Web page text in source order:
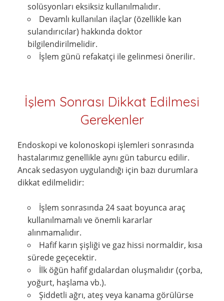
solüsyonları eksiksiz kullanılmalıdır.
Devamlı kullanılan ilaçlar (özellikle kan
sulandırıcılar) hakkında doktor
bilgilendirilmelidir.
İşlem günü refakatçi ile gelinmesi önerilir.
İşlem Sonrası Dikkat Edilmesi
Gerekenler
Endoskopi ve kolonoskopi işlemleri sonrasında
hastalarımız genellikle aynı gün taburcu edilir.
Ancak sedasyon uygulandığı için bazı durumlara
dikkat edilmelidir:
İşlem sonrasında 24 saat boyunca araç
kullanılmamalı ve önemli kararlar
alınmamalıdır.
Hafif karın şişliği ve gaz hissi normaldir, kısa
sürede geçecektir.
İlk öğün hafif gıdalardan oluşmalıdır (çorba,
yoğurt, haşlama vb.).
Şiddetli ağrı, ateş veya kanama görülürse